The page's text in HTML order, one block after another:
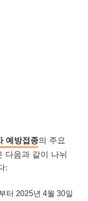
예방접종의 주요
다음과 같이 나뉘
:
터 2025년 4월 30일